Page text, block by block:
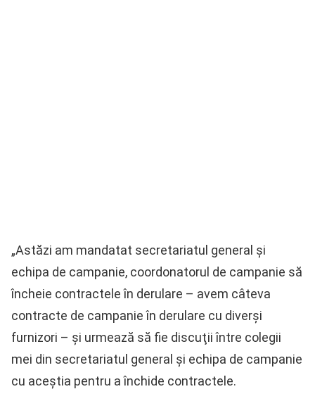
„Astăzi am mandatat secretariatul general şi
echipa de campanie, coordonatorul de campanie să
încheie contractele în derulare – avem câteva
contracte de campanie în derulare cu diverşi
furnizori – şi urmează să fie discuţii între colegii
mei din secretariatul general şi echipa de campanie
cu aceştia pentru a închide contractele.